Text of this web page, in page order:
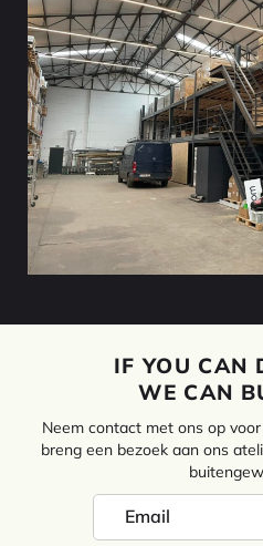
IF YOU CAN
WE CAN
Neem contact met ons op
breng een bezoek aan ons